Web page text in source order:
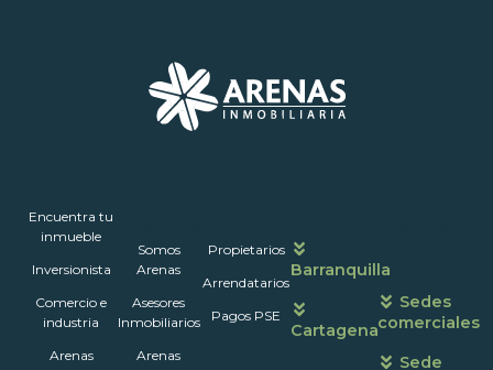
Encuentra tu
inmueble
Inversionista
Comercio e
industria
Arenas
Somos
Arenas
Asesores
Inmobiliarios
Arenas
Propietarios
Arrendatarios
Pagos PSE
Barranquilla
Cartagena
atención
Sedes
comerciales
Sede